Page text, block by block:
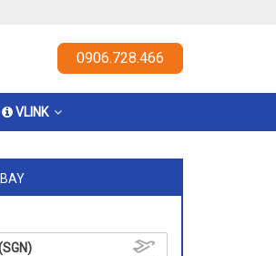
0906.728.466
VLINK